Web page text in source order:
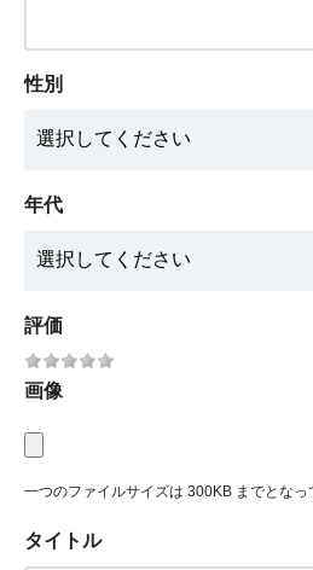
性別
年代
評価
画像
一つのファイルサイズは 300KB までとなっ
タイトル